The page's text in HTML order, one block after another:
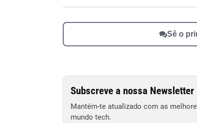
Sê o
Subscreve a nossa Newsletter
Mantém-te atualizado com as
mundo tech.